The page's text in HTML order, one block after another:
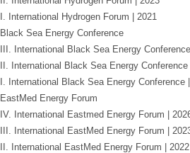
I. International Hydrogen Forum | 2021
Black Sea Energy Conference
III. International Black Sea Energy
II. International Black Sea Energy
I. International Black Sea Energy Conference
EastMed Energy Forum
IV. International Eastmed Energy Forum |
III. International EastMed Energy Forum |
II. International EastMed Energy Forum | 2022